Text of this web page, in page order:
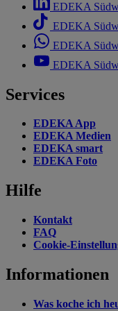
EDEKA
EDEKA
EDEKA
EDEKA
Services
EDEKA App
EDEKA Medien
EDEKA smart
EDEKA Foto
Hilfe
Kontakt
FAQ
Cookie-
Informationen
Was koche ich